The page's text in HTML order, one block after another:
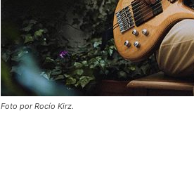
Foto por Rocío Kirz.